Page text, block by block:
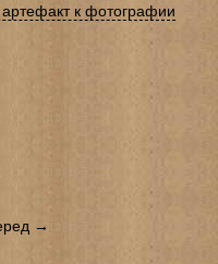
к фотографии
→